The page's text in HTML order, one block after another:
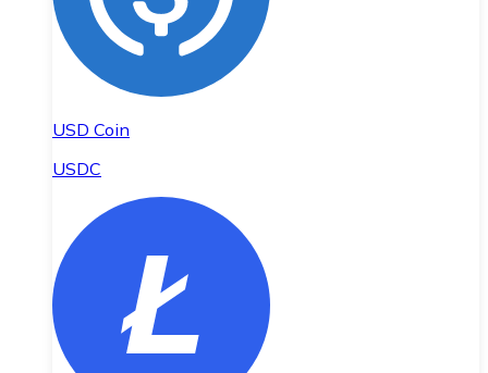
USD Coin
USDC